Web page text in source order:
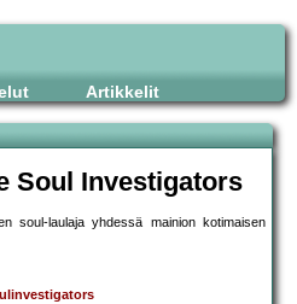
Artikkelit
Soul Investigators
soul-laulaja yhdessä mainion kotimaisen